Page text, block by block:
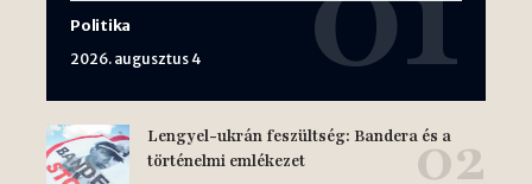
Politika
2026. augusztus 4
Lengyel-ukrán feszültség: Bandera és a
történelmi emlékezet